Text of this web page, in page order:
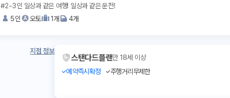
#2-3인 일상과 같은 여행! 일상과 같은 운전!
5인
오토 1개 4개
지점 정보
스탠다드플랜만 18세 이상
예약즉시확정
주행거리무제한